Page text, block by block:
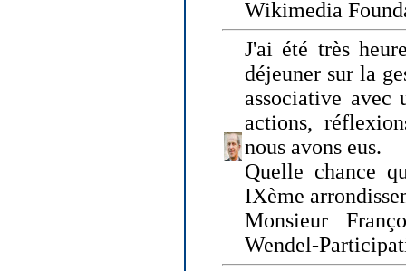
Wikimedia
J'ai été très
déjeuner sur la
associative avec
actions,
nous avons eus.
Quelle chance
IXème
Monsieur
Wendel-